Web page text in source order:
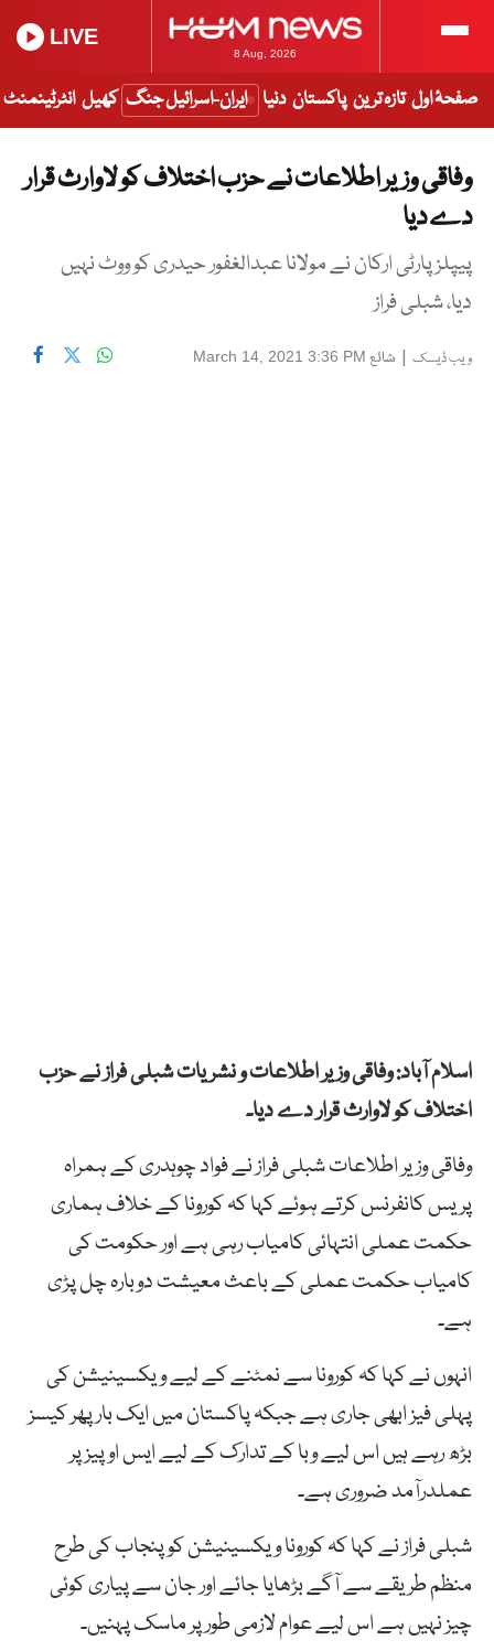
8 Aug, 2026
LIVE
صفحۂ اول تازہ ترین پاکستان دنیا ایران-اسرائیل جنگ کھیل انٹرٹینمنٹ
وفاقی وزیر اطلاعات نے حزب اختلاف کو لاوارث قرار
دے دیا
پیپلز پارٹی ارکان نے مولانا عبدالغفور حیدری کو ووٹ نہیں
دیا، شبلی فراز
ویب ڈیسک | شائع March 14, 2021 3:36 PM
اسلام آباد: وفاقی وزیر اطلاعات و نشریات شبلی فراز نے حزب
اختلاف کو لاوارث قرار دے دیا۔
وفاقی وزیر اطلاعات شبلی فراز نے فواد چوہدری کے ہمراہ
پریس کانفرنس کرتے ہوئے کہا کہ کورونا کے خلاف ہماری
حکمت عملی انتہائی کامیاب رہی ہے اور حکومت کی
کامیاب حکمت عملی کے باعث معیشت دوبارہ چل پڑی
ہے۔
انہوں نے کہا کہ کورونا سے نمٹنے کے لیے ویکسینیشن کی
پہلی فیز ابھی جاری ہے جبکہ پاکستان میں ایک بار پھر کیسز
بڑھ رہے ہیں اس لیے وبا کے تدارک کے لیے ایس او پیز پر
عملدرآمد ضروری ہے۔
شبلی فراز نے کہا کہ کورونا ویکسینیشن کو پنجاب کی طرح
منظم طریقے سے آگے بڑھایا جائے اور جان سے پیاری کوئی
چیز نہیں ہے اس لیے عوام لازمی طور پر ماسک پہنیں۔